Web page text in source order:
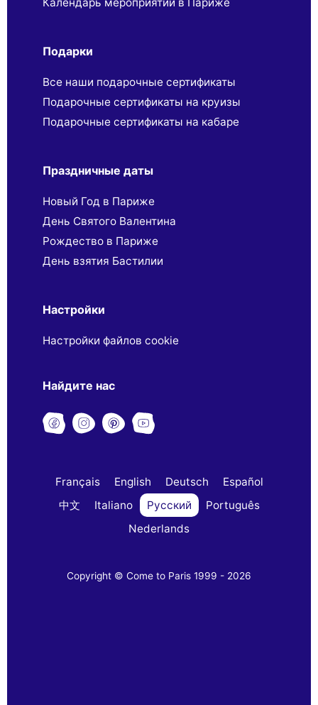
Подарки
Все наши подарочные сертификаты
Подарочные сертификаты на круизы
Подарочные сертификаты на кабаре
Праздничные даты
Новый Год в Париже
День Святого Валентина
Рождество в Париже
День взятия Бастилии
Настройки
Настройки файлов cookie
Найдите нас
Français English Deutsch
Español
中文
Italiano Русский
Português
Nederlands
Copyright © Come to Paris 1999 - 2026